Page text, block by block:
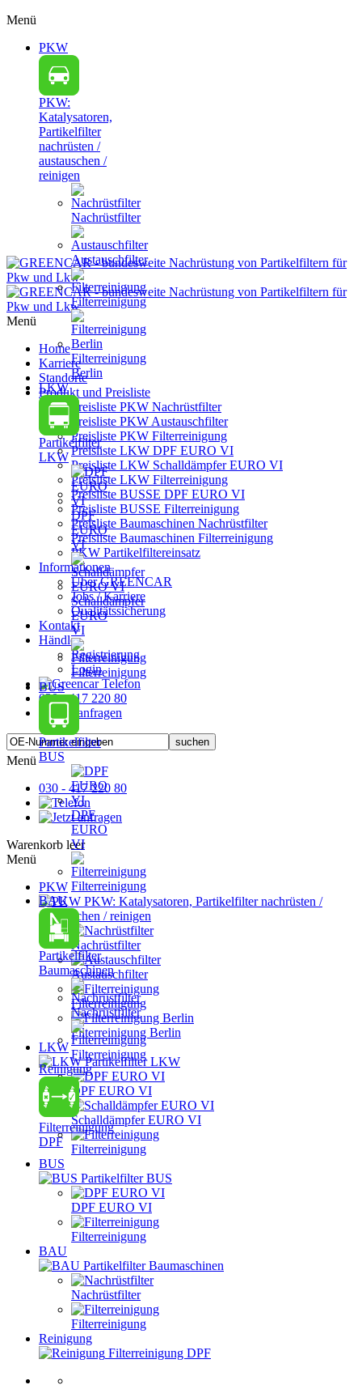
Menü
PKW
PKW:
Katalysatoren,
Partikelfilter
nachrüsten /
austauschen /
reinigen
Nachrüstfilter
Austauschfilter
Filterreinigung
Filterreinigung
Berlin
LKW
Partikelfilter
LKW
DPF
EURO
VI
Schalldämpfer
EURO
VI
Filterreinigung
BUS
Partikelfilter
BUS
DPF
EURO
VI
Filterreinigung
BAU
Partikelfilter
Baumaschinen
Nachrüstfilter
Filterreinigung
Reinigung
Filterreinigung
DPF
Menü
Home
Karriere
Standorte
Produkt und Preisliste
Preisliste PKW Nachrüstfilter
Preisliste PKW Austauschfilter
Preisliste PKW Filterreinigung
Preisliste LKW DPF EURO VI
Preisliste LKW Schalldämpfer EURO VI
Preisliste LKW Filterreinigung
Preisliste BUSSE DPF EURO VI
Preisliste BUSSE Filterreinigung
Preisliste Baumaschinen Nachrüstfilter
Preisliste Baumaschinen Filterreinigung
PKW Partikelfiltereinsatz
Informationen
Über GREENCAR
Jobs / Karriere
Qualitätssicherung
Kontakt
Händler
Registrierung
Login
030 - 417 220 80
Menü
030 - 417 220 80
Warenkorb leer
Menü
PKW
PKW: Katalysatoren, Partikelfilter nachrüsten /
austauschen / reinigen
Nachrüstfilter
Austauschfilter
Filterreinigung
Filterreinigung Berlin
LKW
Partikelfilter LKW
DPF EURO VI
Schalldämpfer EURO VI
Filterreinigung
BUS
Partikelfilter BUS
DPF EURO VI
Filterreinigung
BAU
Partikelfilter Baumaschinen
Nachrüstfilter
Filterreinigung
Reinigung
Filterreinigung DPF